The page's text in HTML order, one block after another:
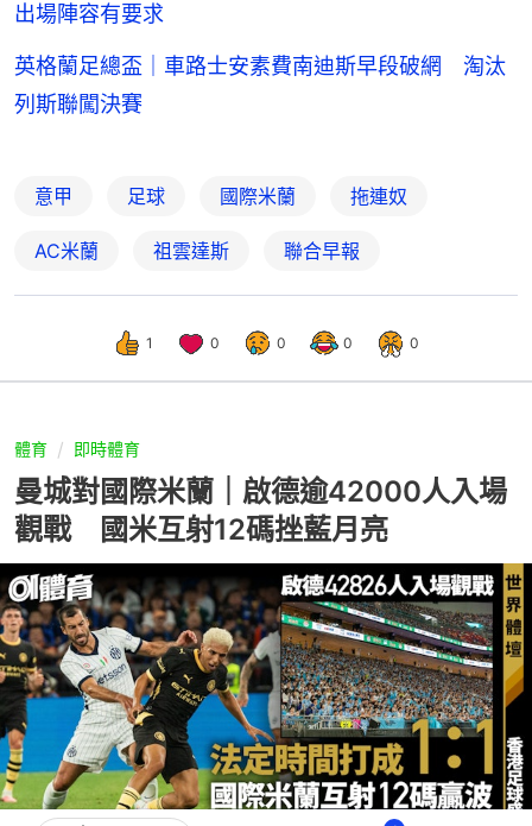
出場陣容有要求
英格蘭足總盃｜車路士安素費南迪斯早段破網 淘汰
列斯聯闖決賽
意甲 足球 國際米蘭 拖連奴
AC米蘭 祖雲達斯 聯合早報
1 0 0 0 0
體育 即時體育
曼城對國際米蘭｜啟德逾42000人入場
觀戰 國米互射12碼挫藍月亮